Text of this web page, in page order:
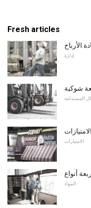
Fresh articles
الأرباح
إدارة
شوكية
المستدامة
الامتيازات
المواد